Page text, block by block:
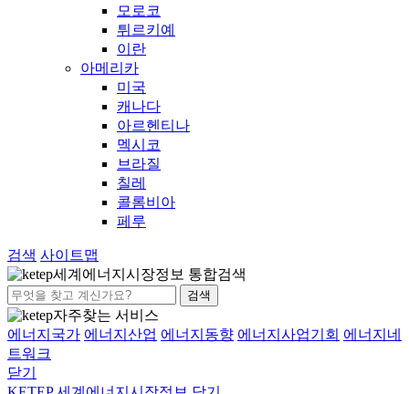
모로코
튀르키예
이란
아메리카
미국
캐나다
아르헨티나
멕시코
브라질
칠레
콜롬비아
페루
검색 사이트맵
세계에너지시장정보 통합검색
검색
자주찾는 서비스
에너지국가 에너지산업 에너지동향 에너지사업기회 에너지네
트워크
닫기